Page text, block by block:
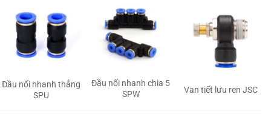
Đầu nối nhanh thẳng
SPU
Đầu nối nhanh chia 5
SPW
Van tiết lưu ren JSC